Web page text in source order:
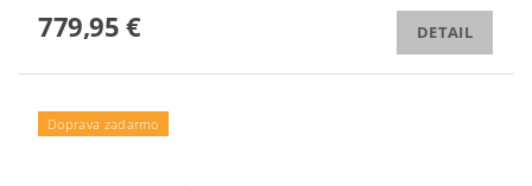
779,95 € DETAIL
Doprava zadarmo